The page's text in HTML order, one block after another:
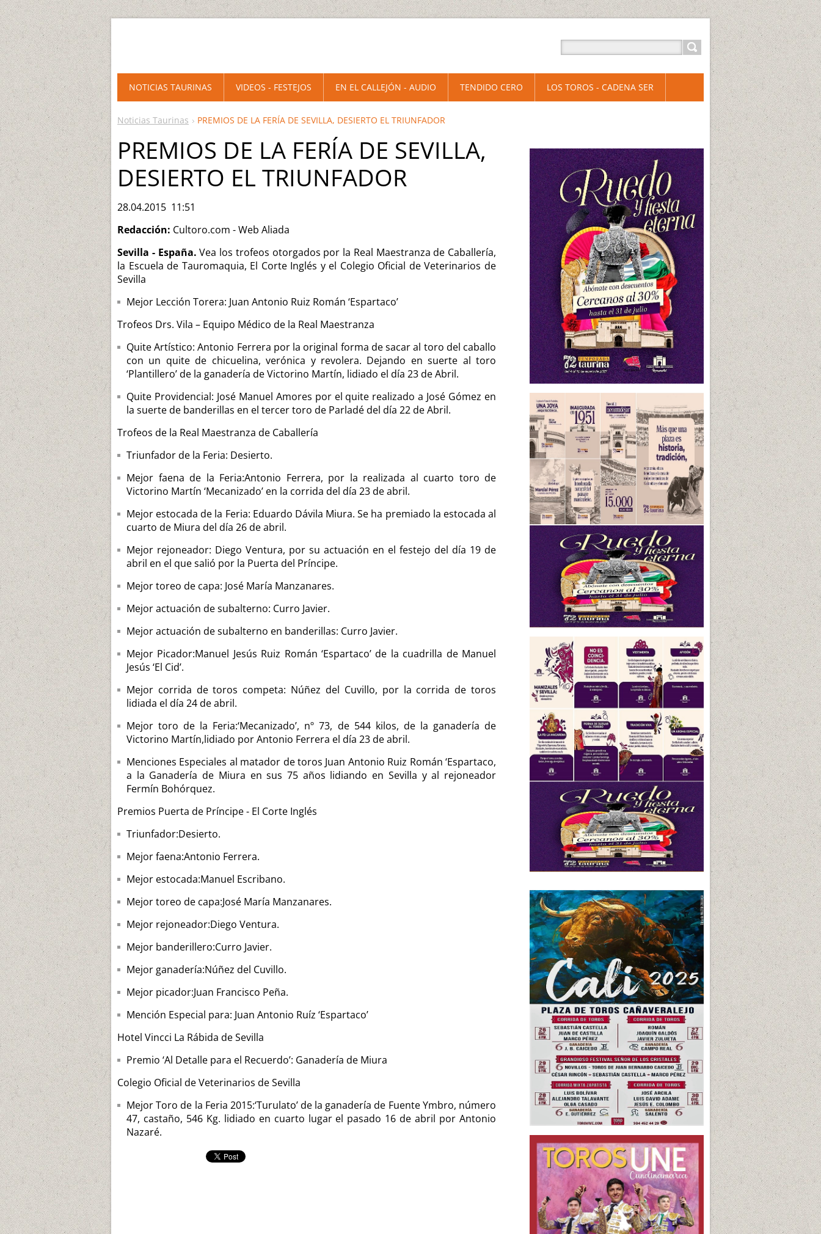
Noticias Taurinas PREMIOS DE LA FERÍA DE SEVILLA, DESIERTO EL TRIUNFADOR
PREMIOS DE LA FERÍA DE SEVILLA,
DESIERTO EL TRIUNFADOR
28.04.2015 11:51
Redacción: Cultoro.com - Web Aliada
Sevilla - España. Vea los trofeos otorgados por la Real Maestranza de Caballería,
la Escuela de Tauromaquia, El Corte Inglés y el Colegio Oficial de Veterinarios de
Sevilla
Mejor Lección Torera: Juan Antonio Ruiz Román ‘Espartaco’
Trofeos Drs. Vila – Equipo Médico de la Real Maestranza
Quite Artístico: Antonio Ferrera por la original forma de sacar al toro del caballo
con un quite de chicuelina, verónica y revolera. Dejando en suerte al toro
‘Plantillero’ de la ganadería de Victorino Martín, lidiado el día 23 de Abril.
Quite Providencial: José Manuel Amores por el quite realizado a José Gómez en
la suerte de banderillas en el tercer toro de Parladé del día 22 de Abril.
Trofeos de la Real Maestranza de Caballería
Triunfador de la Feria: Desierto.
Mejor faena de la Feria:Antonio Ferrera, por la realizada al cuarto toro de
Victorino Martín ‘Mecanizado’ en la corrida del día 23 de abril.
Mejor estocada de la Feria: Eduardo Dávila Miura. Se ha premiado la estocada al
cuarto de Miura del día 26 de abril.
Mejor rejoneador: Diego Ventura, por su actuación en el festejo del día 19 de
abril en el que salió por la Puerta del Príncipe.
Mejor toreo de capa: José María Manzanares.
Mejor actuación de subalterno: Curro Javier.
Mejor actuación de subalterno en banderillas: Curro Javier.
Mejor Picador:Manuel Jesús Ruiz Román ‘Espartaco’ de la cuadrilla de Manuel
Jesús ‘El Cid’.
Mejor corrida de toros competa: Núñez del Cuvillo, por la corrida de toros
lidiada el día 24 de abril.
Mejor toro de la Feria:‘Mecanizado’, nº 73, de 544 kilos, de la ganadería de
Victorino Martín,lidiado por Antonio Ferrera el día 23 de abril.
Menciones Especiales al matador de toros Juan Antonio Ruiz Román ‘Espartaco,
a la Ganadería de Miura en sus 75 años lidiando en Sevilla y al rejoneador
Fermín Bohórquez.
Premios Puerta de Príncipe - El Corte Inglés
Triunfador:Desierto.
Mejor faena:Antonio Ferrera.
Mejor estocada:Manuel Escribano.
Mejor toreo de capa:José María Manzanares.
Mejor rejoneador:Diego Ventura.
Mejor banderillero:Curro Javier.
Mejor ganadería:Núñez del Cuvillo.
Mejor picador:Juan Francisco Peña.
Mención Especial para: Juan Antonio Ruíz ‘Espartaco’
Hotel Vincci La Rábida de Sevilla
Premio ‘Al Detalle para el Recuerdo’: Ganadería de Miura
Colegio Oficial de Veterinarios de Sevilla
Mejor Toro de la Feria 2015:‘Turulato’ de la ganadería de Fuente Ymbro, número
47, castaño, 546 Kg. lidiado en cuarto lugar el pasado 16 de abril por Antonio
Nazaré.
NOTICIAS TAURINAS VIDEOS - FESTEJOS EN EL CALLEJÓN - AUDIO TENDIDO CERO LOS TOROS - CADENA SER